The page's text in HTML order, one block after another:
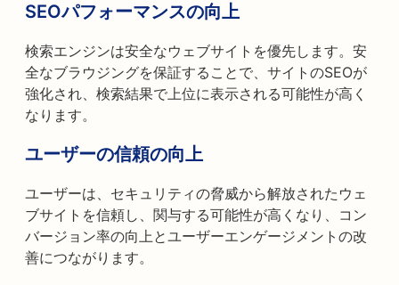
SEOパフォーマンスの向上
検索エンジンは安全なウェブサイトを優先します。安
全なブラウジングを保証することで、サイトのSEOが
強化され、検索結果で上位に表示される可能性が高く
なります。
ユーザーの信頼の向上
ユーザーは、セキュリティの脅威から解放されたウェ
ブサイトを信頼し、関与する可能性が高くなり、コン
バージョン率の向上とユーザーエンゲージメントの改
善につながります。